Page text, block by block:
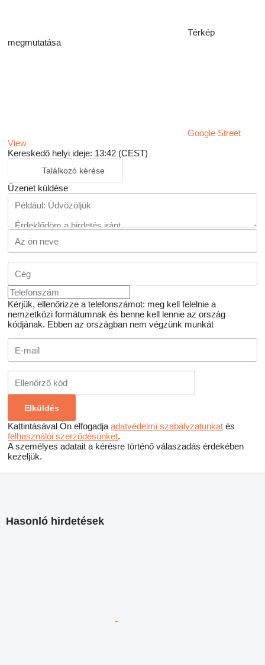
Térkép
megmutatása
Google Street
View
Kereskedő helyi ideje: 13:42 (CEST)
Találkozó kérése
Üzenet küldése
Kérjük, ellenőrizze a telefonszámot: meg kell felelnie a
nemzetközi formátumnak és benne kell lennie az ország
kódjának. Ebben az országban nem végzünk munkát
Kattintásával Ön elfogadja adatvédelmi szabályzatunkat és
felhasználói szerződésünket.
A személyes adatait a kérésre történő válaszadás érdekében
kezeljük.
Hasonló hirdetések